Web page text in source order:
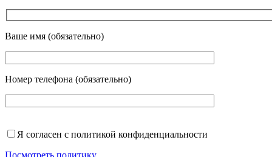
Ваше имя (обязательно)
Номер телефона (обязательно)
Я согласен с политикой конфиденциальности
Посмотреть политику